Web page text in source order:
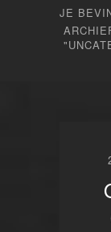
JE